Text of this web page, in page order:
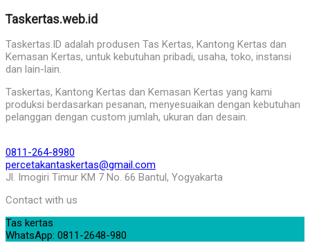
Taskertas.web.id
Taskertas.ID adalah produsen Tas Kertas, Kantong Kertas dan
Kemasan Kertas, untuk kebutuhan pribadi, usaha, toko, instansi
dan lain-lain.
Taskertas, Kantong Kertas dan Kemasan Kertas yang kami
produksi berdasarkan pesanan, menyesuaikan dengan kebutuhan
pelanggan dengan custom jumlah, ukuran dan desain.
0811-264-8980
percetakantaskertas@gmail.com
Jl. Imogiri Timur KM 7 No. 66 Bantul, Yogyakarta
Contact with us
Tas kertas
WhatsApp: 0811-2648-980